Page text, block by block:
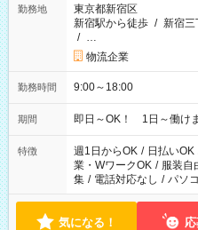
勤務地
東京都新宿区
新宿駅から徒歩 / 新宿三
/ …
物流企業
勤務時間 9:00～18:00
期間 即日～OK！ 1日～働け
特徴 週1日からOK / 日払いOK
業・WワークOK / 服装自
集 / 電話対応なし / パソ
気になる！